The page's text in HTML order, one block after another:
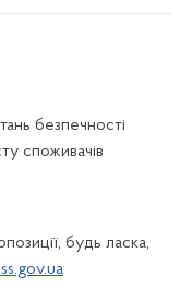
безпечності
споживачів
будь ласка,